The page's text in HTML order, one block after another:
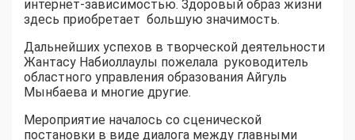
интернет-зависимостью. Здоровый образ жизни
здесь приобретает большую значимость.
Дальнейших успехов в творческой деятельности
Жантасу Набиоллаулы пожелала руководитель
областного управления образования Айгуль
Мынбаева и многие другие.
Мероприятие началось со сценической
постановки в виде диалога между главными